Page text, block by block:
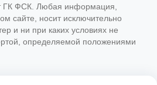
ГК ФСК. Любая информация,
сайте, носит исключительно
и ни при каких условиях не
определяемой положениями